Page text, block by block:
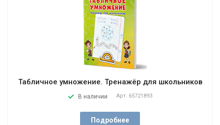
Табличное умножение. Тренажёр для школьников
В наличии Арт. 65721893
Подробнее